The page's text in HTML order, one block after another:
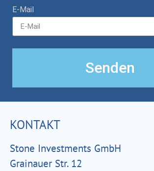
E-Mail
Senden
KONTAKT
Stone Investments GmbH
Grainauer Str. 12